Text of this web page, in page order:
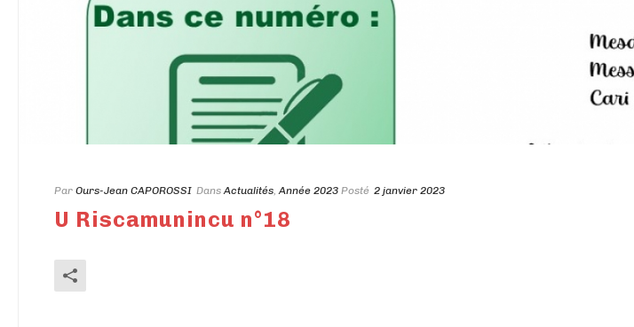
Par Ours-Jean CAPOROSSI DansActualités,Année 2023 Posté 2 janvier 2023
U Riscamunincu n°18